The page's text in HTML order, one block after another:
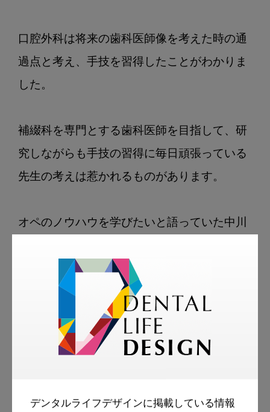
デンタルライフデザインに掲載している情報
口腔外科は将来の歯科医師像を考えた時の通
過点と考え、手技を習得したことがわかりま
した。
補綴科を専門とする歯科医師を目指して、研
究しながらも手技の習得に毎日頑張っている
先生の考えは惹かれるものがあります。
オペのノウハウを学びたいと語っていた中川
び方を教えていただきました。 口腔外科を将
来的に視野に入れている先生は中川先生の思
いや学びを参考にしてください。
【現役歯科医師に聞く②】口腔外科